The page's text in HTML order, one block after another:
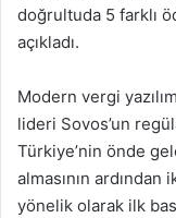
doğrultuda 5 farklı
açıkladı.
Modern vergi
lideri Sovos’un
Türkiye’nin önde
almasının
yönelik olarak ilk